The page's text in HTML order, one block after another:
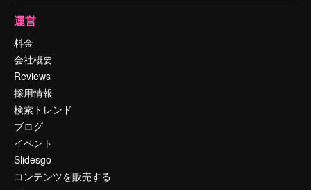
運営
料金
会社概要
Reviews
採用情報
検索トレンド
ブログ
イベント
Slidesgo
コンテンツを販売する